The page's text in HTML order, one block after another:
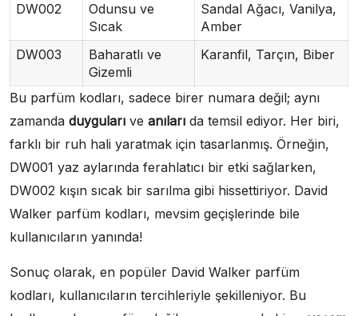
DW002
Odunsu ve
Sıcak
Sandal Ağacı, Vanilya,
Amber
DW003
Baharatlı ve
Gizemli
Karanfil, Tarçın, Biber
Bu parfüm kodları, sadece birer numara değil; aynı
zamanda duyguları ve anıları da temsil ediyor. Her biri,
farklı bir ruh hali yaratmak için tasarlanmış. Örneğin,
DW001 yaz aylarında ferahlatıcı bir etki sağlarken,
DW002 kışın sıcak bir sarılma gibi hissettiriyor. David
Walker parfüm kodları, mevsim geçişlerinde bile
kullanıcıların yanında!
Sonuç olarak, en popüler David Walker parfüm
kodları, kullanıcıların tercihleriyle şekilleniyor. Bu